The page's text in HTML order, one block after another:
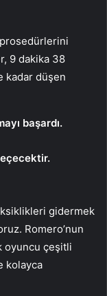
prosedürlerini
9 dakika 38
kadar düşen
başardı.
gidermek
Romero’nun
oyuncu çeşitli
kolayca